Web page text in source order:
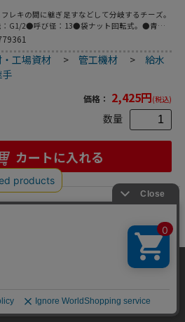
使用しています。Cookieの使用に同意いた
てください。
OK
レキの間に継ぎ足すなどして分岐するチーズ。
G1/2●呼び径：13●袋ナット回転式。●青銅
き。
工場資材 >管工機材 > 給水
価格： 2,425円(税込)
数量
カートに入れる
中山 SANEI 異径両ナット付アダプタ
(ご注文単位1個) 【直送品】
手
ター。●黄銅●パッキン付き。